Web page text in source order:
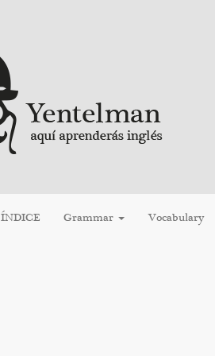
ÍNDICE Grammar Vocabulary